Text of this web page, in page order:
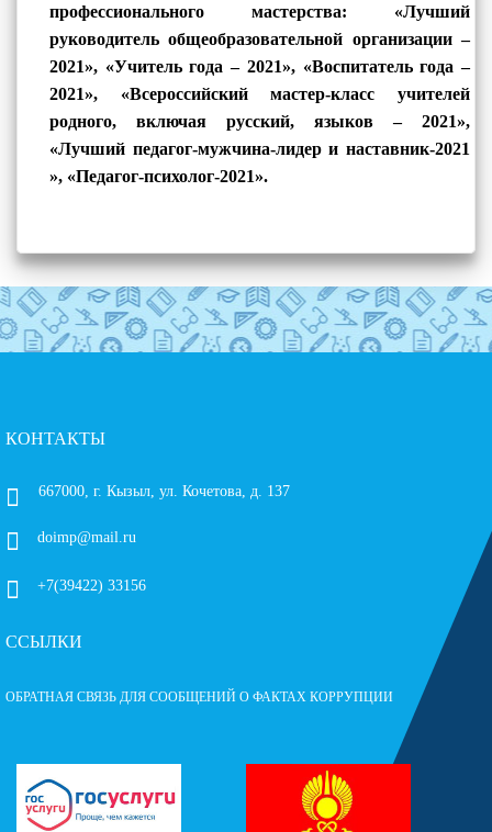
профессионального мастерства: «Лучший
руководитель общеобразовательной организации –
2021», «Учитель года – 2021», «Воспитатель года –
2021», «Всероссийский мастер-класс учителей
родного, включая русский, языков – 2021»,
«Лучший педагог-мужчина-лидер и наставник-2021
», «Педагог-психолог-2021».
КОНТАКТЫ
667000, г. Кызыл, ул. Кочетова, д. 137
doimp@mail.ru
+7(39422) 33156
ССЫЛКИ
ОБРАТНАЯ СВЯЗЬ ДЛЯ СООБЩЕНИЙ О ФАКТАХ КОРРУПЦИИ